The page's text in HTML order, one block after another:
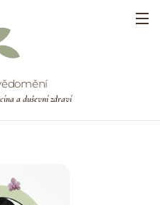
a duševní zdraví